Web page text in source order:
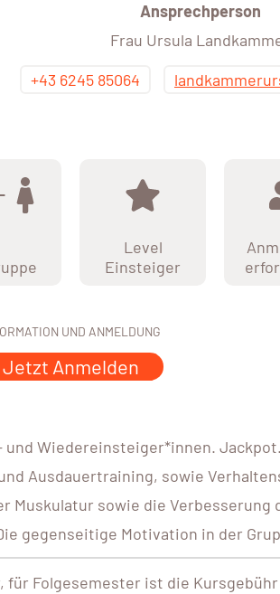
Ansprechperson
Frau Ursula
+43 6245 85064
Level
Einsteiger
UND ANMELDUNG
Jetzt Anmelden
Wiedereinsteiger*innen.
Ausdauertraining, sowie
Muskulatur sowie die Verbesserung
gegenseitige Motivation in der
Folgesemester ist die